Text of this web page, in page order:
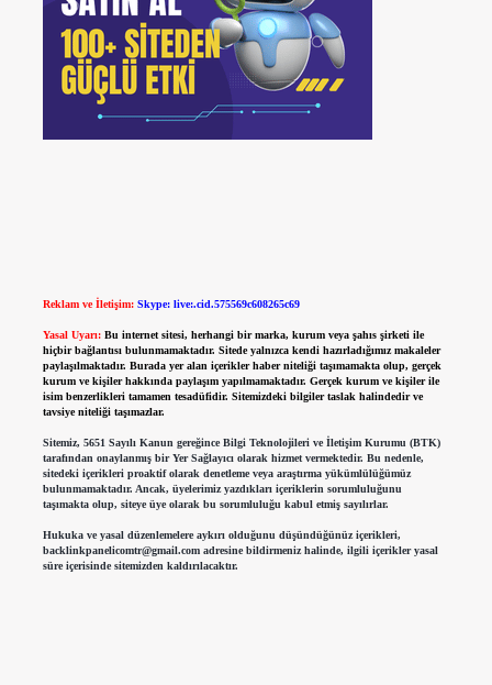
Reklam ve İletişim: Skype: live:.cid.575569c608265c69
Yasal Uyarı: Bu internet sitesi, herhangi bir marka, kurum veya şahıs şirketi ile
hiçbir bağlantısı bulunmamaktadır. Sitede yalnızca kendi hazırladığımız makaleler
paylaşılmaktadır. Burada yer alan içerikler haber niteliği taşımamakta olup, gerçek
kurum ve kişiler hakkında paylaşım yapılmamaktadır. Gerçek kurum ve kişiler ile
isim benzerlikleri tamamen tesadüfidir. Sitemizdeki bilgiler taslak halindedir ve
tavsiye niteliği taşımazlar.
Sitemiz, 5651 Sayılı Kanun gereğince Bilgi Teknolojileri ve İletişim Kurumu (BTK)
tarafından onaylanmış bir Yer Sağlayıcı olarak hizmet vermektedir. Bu nedenle,
sitedeki içerikleri proaktif olarak denetleme veya araştırma yükümlülüğümüz
bulunmamaktadır. Ancak, üyelerimiz yazdıkları içeriklerin sorumluluğunu
taşımakta olup, siteye üye olarak bu sorumluluğu kabul etmiş sayılırlar.
Hukuka ve yasal düzenlemelere aykırı olduğunu düşündüğünüz içerikleri,
backlinkpanelicomtr@gmail.comadresine bildirmeniz halinde, ilgili içerikler yasal
süre içerisinde sitemizden kaldırılacaktır.